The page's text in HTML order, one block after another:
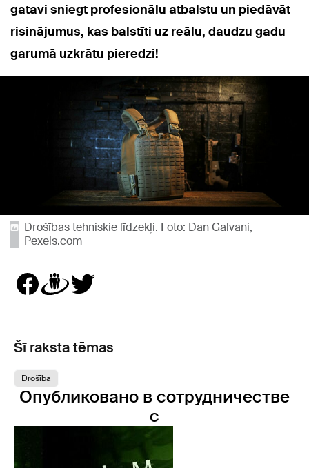
gatavi sniegt profesionālu atbalstu un piedāvāt
risinājumus, kas balstīti uz reālu, daudzu gadu
garumā uzkrātu pieredzi!
Drošības tehniskie līdzekļi. Foto: Dan Galvani,
Pexels.com
Šī raksta tēmas
Drošība
Опубликовано в сотрудничестве
с